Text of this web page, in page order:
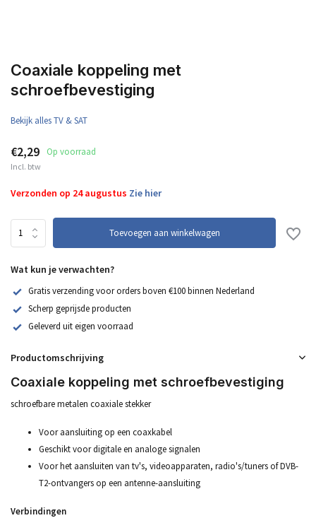
Coaxiale koppeling met
schroefbevestiging
Bekijk alles TV & SAT
€2,29 Op voorraad
Incl. btw
Verzonden op 24 augustus Zie hier
Toevoegen aan winkelwagen
Wat kun je verwachten?
Gratis verzending voor orders boven €100 binnen Nederland
Scherp geprijsde producten
Geleverd uit eigen voorraad
Productomschrijving
Coaxiale koppeling met schroefbevestiging
schroefbare metalen coaxiale stekker
Voor aansluiting op een coaxkabel
Geschikt voor digitale en analoge signalen
Voor het aansluiten van tv's, videoapparaten, radio's/tuners of DVB-
T2-ontvangers op een antenne-aansluiting
Verbindingen